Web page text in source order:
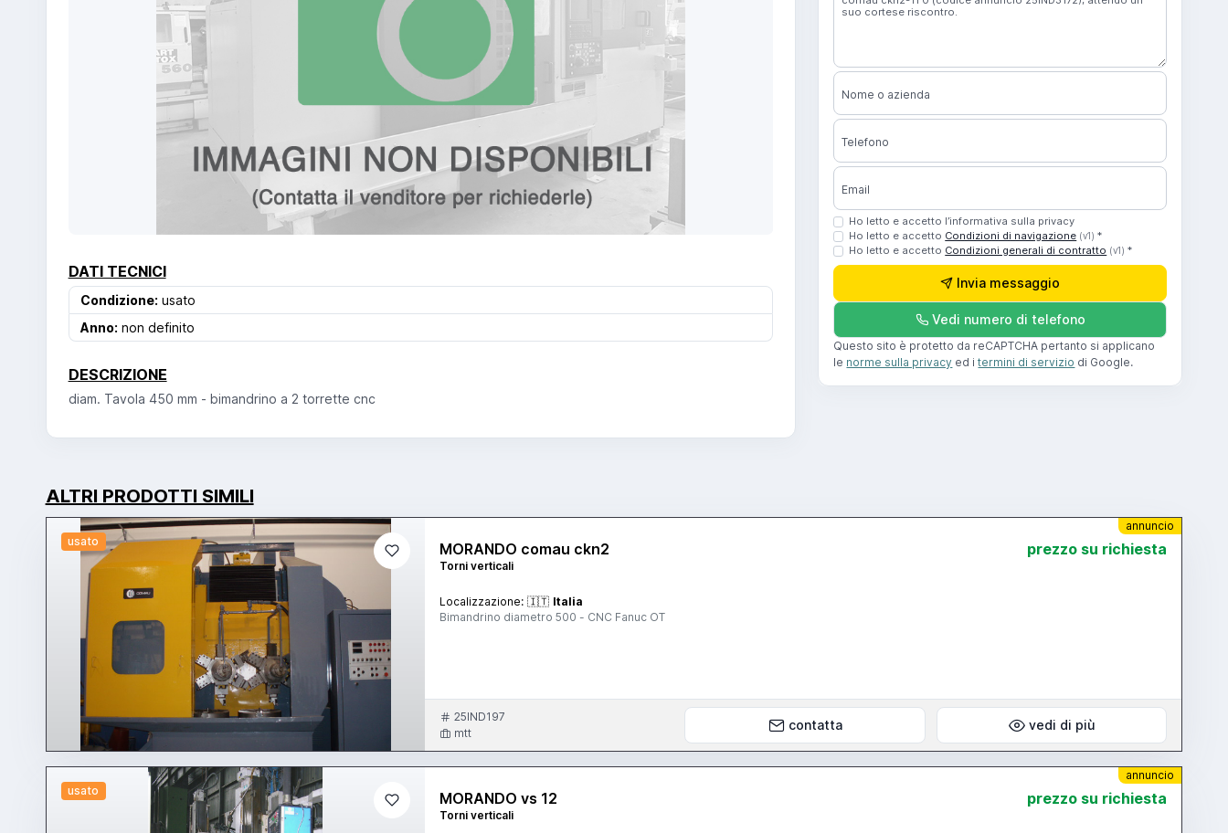
DATI TECNICI
Condizione: usato
Anno: non definito
DESCRIZIONE
diam. Tavola 450 mm - bimandrino a 2 torrette cnc
Nome o azienda
Telefono
Email
Ho letto e accetto l’informativa sulla privacy
Ho letto e accetto Condizioni di navigazione (v1) *
Ho letto e accetto Condizioni generali di contratto (v1) *
Invia messaggio
Vedi numero di telefono
Questo sito è protetto da reCAPTCHA pertanto si applicano
le norme sulla privacy ed itermini di servizio di Google.
ALTRI PRODOTTI SIMILI
usato
annuncio
MORANDO comau ckn2
Torni verticali
prezzo su richiesta
Localizzazione: 🇮🇹 Italia
Bimandrino diametro 500 - CNC Fanuc OT
25IND197
mtt
contatta vedi di più
usato
annuncio
MORANDO vs 12
Torni verticali
prezzo su richiesta